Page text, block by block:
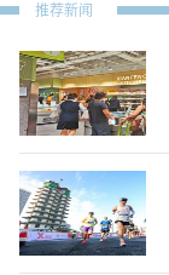
推荐新闻